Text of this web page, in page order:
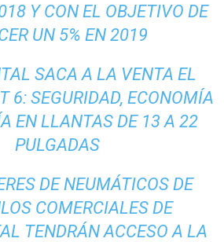
Y CON EL OBJETIVO DE
UN 5% EN 2019
SACA A LA VENTA EL
6: SEGURIDAD, ECONOMÍA
EN LLANTAS DE 13 A 22
PULGADAS
DE NEUMÁTICOS DE
COMERCIALES DE
TENDRÁN ACCESO A LA